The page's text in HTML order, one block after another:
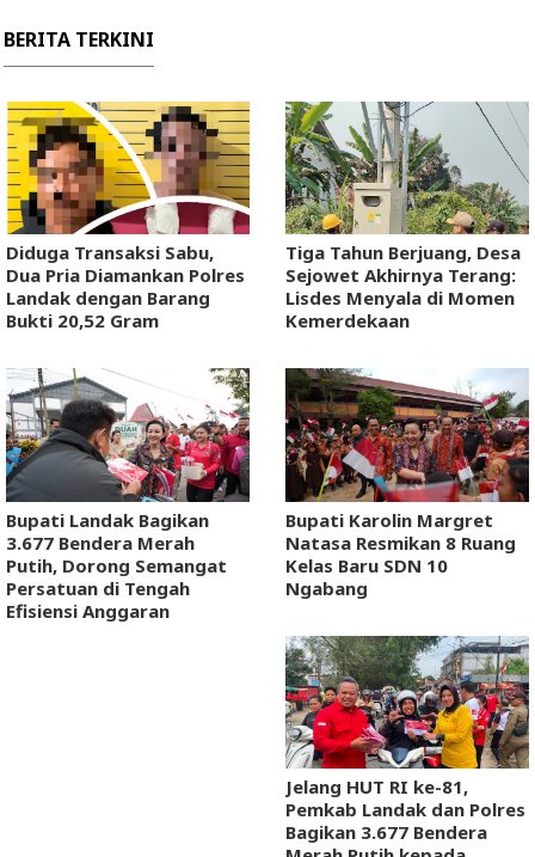
BERITA TERKINI
Diduga Transaksi Sabu,
Dua Pria Diamankan Polres
Landak dengan Barang
Bukti 20,52 Gram
Tiga Tahun Berjuang, Desa
Sejowet Akhirnya Terang:
Lisdes Menyala di Momen
Kemerdekaan
Bupati Landak Bagikan
3.677 Bendera Merah
Putih, Dorong Semangat
Persatuan di Tengah
Efisiensi Anggaran
Bupati Karolin Margret
Natasa Resmikan 8 Ruang
Kelas Baru SDN 10
Ngabang
Jelang HUT RI ke-81,
Pemkab Landak dan Polres
Bagikan 3.677 Bendera